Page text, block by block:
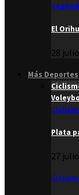
El
28
Más Deportes
Plata
27